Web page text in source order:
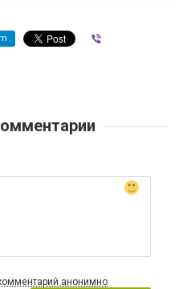
анонимно